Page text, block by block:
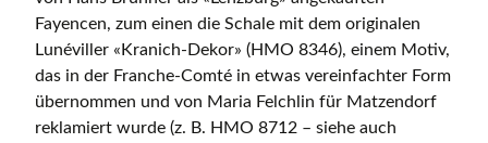
Fayencen, zum einen die Schale mit dem originalen
Lunéviller «Kranich-Dekor» (HMO 8346), einem Motiv,
das in der Franche-Comté in etwas vereinfachter Form
übernommen und von Maria Felchlin für Matzendorf
reklamiert wurde (z. B. HMO 8712 – siehe auch